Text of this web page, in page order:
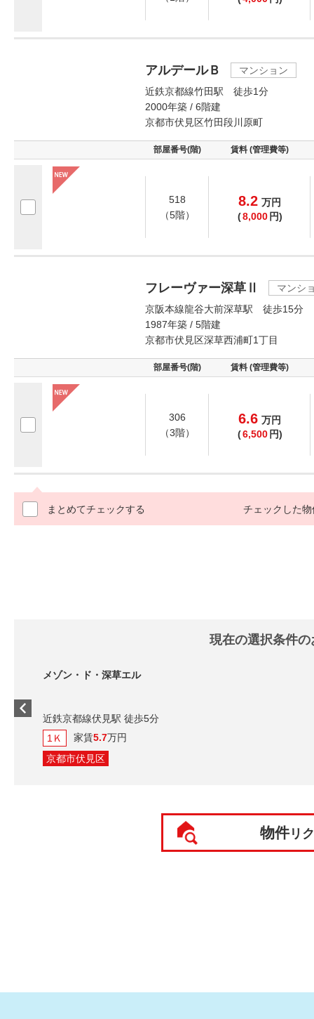
アルデールＢ
マンション
近鉄京都線竹田駅 徒歩1分
2000年築 / 6階建
京都市伏見区竹田段川原町
部屋番号(階) 賃料 (管理費等)
518
（5階）
8.2 万円
(8,000 円)
フレーヴァー深草Ⅱ
マンシ
京阪本線龍谷大前深草駅 徒歩15分
1987年築 / 5階建
京都市伏見区深草西浦町1丁目
部屋番号(階) 賃料 (管理費等)
306
（3階）
6.6 万円
(6,500 円)
まとめてチェックする チェックした物
現在の選択条件
メゾン・ド・深草エル
近鉄京都線伏見駅 徒歩5分
1Ｋ
家賃5.7万円
京都市伏見区
物件リ